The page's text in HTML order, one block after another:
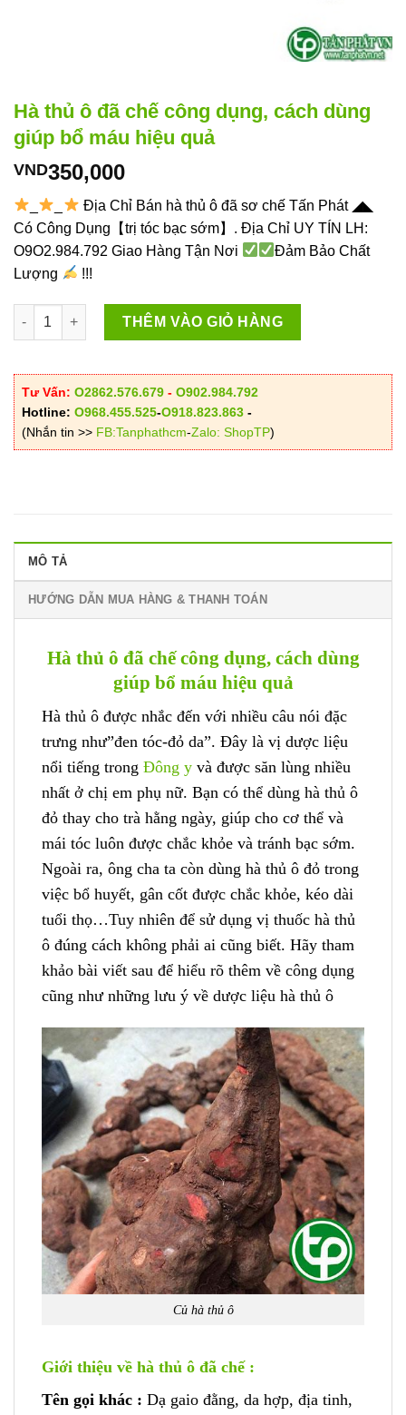
Hà thủ ô đã chế công dụng, cách dùng
giúp bổ máu hiệu quả
VND350,000
Địa Chỉ Bán hà thủ ô đã sơ chế Tấn Phát ◢◣
Có Công Dụng【trị tóc bạc sớm】. Địa Chỉ UY TÍN LH:
O9O2.984.792 Giao Hàng Tận Nơi
Đảm Bảo Chất
Lượng
!!!
Hà thủ ô đã chế công dụng, cách dùng giúp bổ máu hiệu quả
THÊM VÀO GIỎ HÀNG
Tư Vấn: O2862.576.679 - O902.984.792
Hotline: O968.455.525-O918.823.863 -
(Nhắn tin >> FB:Tanphathcm-Zalo: ShopTP)
MÔ TẢ
HƯỚNG DẪN MUA HÀNG & THANH TOÁN
Hà thủ ô đã chế công dụng, cách dùng
giúp bổ máu hiệu quả
Hà thủ ô được nhắc đến với nhiều câu nói đặc
trưng như”đen tóc-đỏ da”. Đây là vị dược liệu
nổi tiếng trong Đông y và được săn lùng nhiều
nhất ở chị em phụ nữ. Bạn có thể dùng hà thủ ô
đỏ thay cho trà hằng ngày, giúp cho cơ thể và
mái tóc luôn được chắc khỏe và tránh bạc sớm.
Ngoài ra, ông cha ta còn dùng hà thủ ô đỏ trong
việc bổ huyết, gân cốt được chắc khỏe, kéo dài
tuổi thọ…Tuy nhiên để sử dụng vị thuốc hà thủ
ô đúng cách không phải ai cũng biết. Hãy tham
khảo bài viết sau để hiểu rõ thêm về công dụng
cũng như những lưu ý về dược liệu hà thủ ô
Củ hà thủ ô
Giới thiệu về hà thủ ô đã chế :
Tên gọi khác : Dạ gaio đằng, da hợp, địa tinh,